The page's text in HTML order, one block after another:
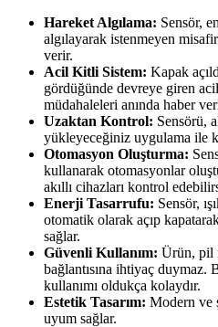
Hareket Algılama: Sensör,
algılayarak istenmeyen
verir.
Acil Kitli Sistem: Kapak
gördüğünde devreye giren
müdahaleleri anında haber
Uzaktan Kontrol: Sensörü,
yükleyeceğiniz uygulama ile
Otomasyon Oluşturma:
kullanarak otomasyonlar
akıllı cihazları kontrol
Enerji Tasarrufu: Sensör,
otomatik olarak açıp
sağlar.
Güvenli Kullanım: Ürün, pil
bağlantısına ihtiyaç duymaz.
kullanımı oldukça kolaydır.
Estetik Tasarım: Modern ve
uyum sağlar.